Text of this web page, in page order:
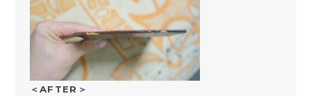
＜AFTER＞